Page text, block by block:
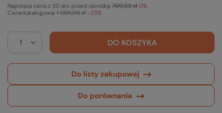
Cena katalogowa:1 059,99 zł -25%
Najniższa cena z 30 dni przed obniżką:799,99 zł0%
DO KOSZYKA
Do listy zakupowej
Do porównania